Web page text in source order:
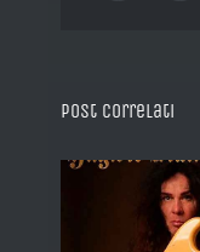
Post correlati